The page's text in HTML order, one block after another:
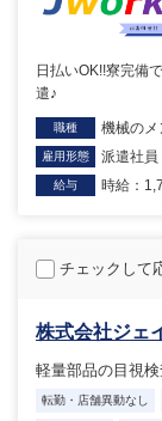
日払いOK!!寮完備
遣♪
職種 機械のメ
雇用形態 派遣社員
給与 時給：
チェックして
株式会社ジェ
軽量部品の目視
転勤・店舗異動なし